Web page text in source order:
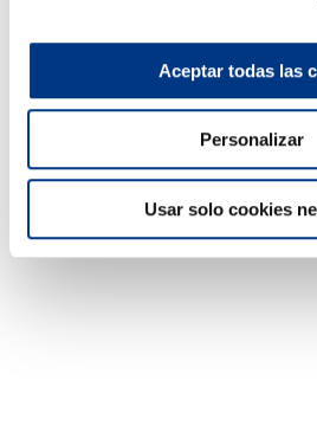
Aceptar todas las
Personalizar
Usar solo cookies